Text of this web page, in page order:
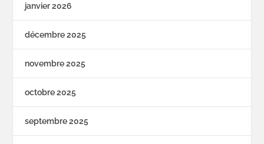
janvier 2026
décembre 2025
novembre 2025
octobre 2025
septembre 2025